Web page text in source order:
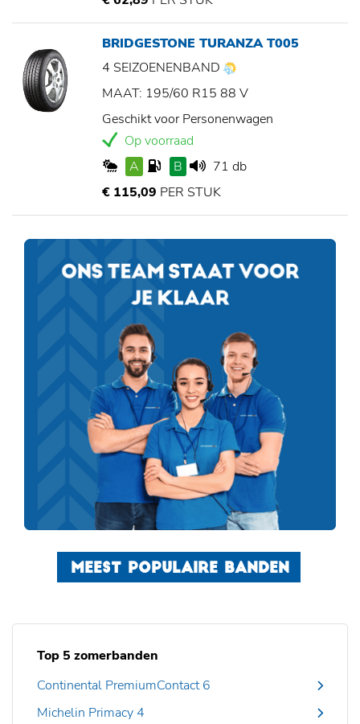
BRIDGESTONE TURANZA T005
4 SEIZOENENBAND
MAAT: 195/60 R15 88 V
Geschikt voor Personenwagen
Op voorraad
A
B
71 db
€ 115,09 PER STUK
MEEST POPULAIRE BANDEN
Top 5 zomerbanden
Continental PremiumContact 6
Michelin Primacy 4